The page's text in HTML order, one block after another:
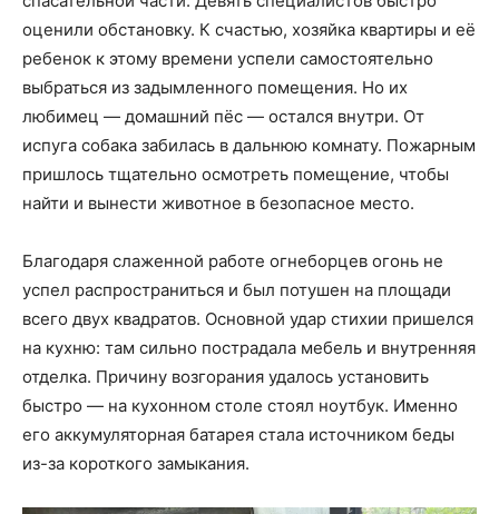
оценили обстановку. К счастью, хозяйка квартиры и её
ребенок к этому времени успели самостоятельно
выбраться из задымленного помещения. Но их
любимец — домашний пёс — остался внутри. От
испуга собака забилась в дальнюю комнату. Пожарным
пришлось тщательно осмотреть помещение, чтобы
найти и вынести животное в безопасное место.
Благодаря слаженной работе огнеборцев огонь не
успел распространиться и был потушен на площади
всего двух квадратов. Основной удар стихии пришелся
на кухню: там сильно пострадала мебель и внутренняя
отделка. Причину возгорания удалось установить
быстро — на кухонном столе стоял ноутбук. Именно
его аккумуляторная батарея стала источником беды
из-за короткого замыкания.